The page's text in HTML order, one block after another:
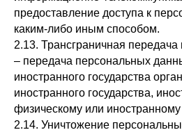
предоставление доступа к
каким-либо иным способом.
2.13. Трансграничная
– передача персональных
иностранного государства
иностранного государства,
физическому или
2.14. Уничтожение